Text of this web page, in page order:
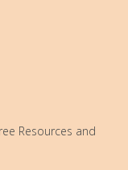
Resources and